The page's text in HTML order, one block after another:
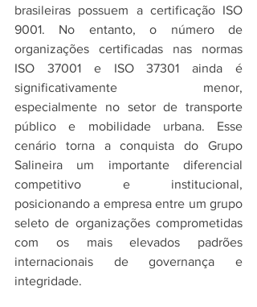
brasileiras possuem a certificação ISO
9001. No entanto, o número de
organizações certificadas nas normas
ISO 37001 e ISO 37301 ainda é
significativamente menor,
especialmente no setor de transporte
público e mobilidade urbana. Esse
cenário torna a conquista do Grupo
Salineira um importante diferencial
competitivo e institucional,
posicionando a empresa entre um grupo
seleto de organizações comprometidas
com os mais elevados padrões
internacionais de governança e
integridade.